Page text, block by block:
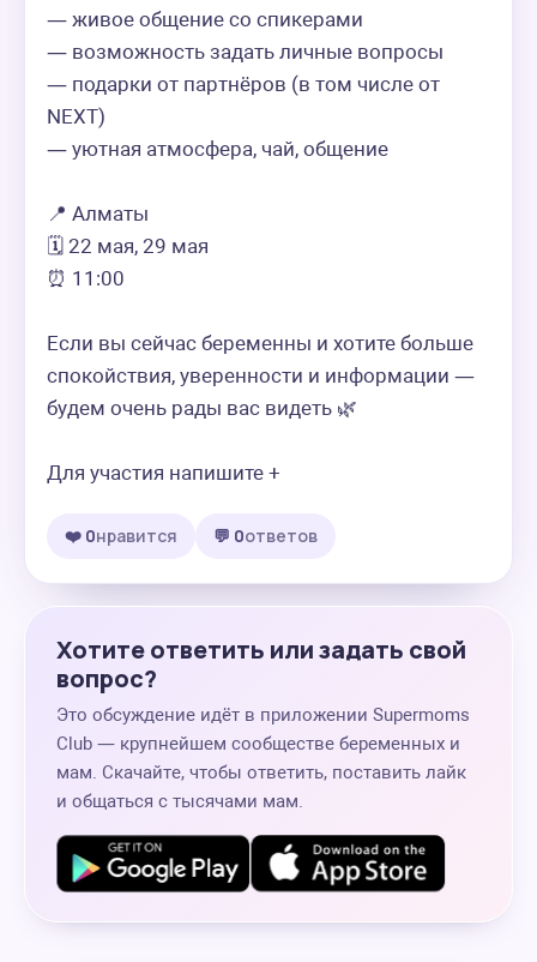
— живое общение со спикерами
— возможность задать личные вопросы
— подарки от партнёров (в том числе от
NEXT)
— уютная атмосфера, чай, общение
📍 Алматы
🗓 22 мая, 29 мая
⏰ 11:00
Если вы сейчас беременны и хотите больше
спокойствия, уверенности и информации —
будем очень рады вас видеть 🌿
Для участия напишите +
❤️ 0нравится 💬 0ответов
Хотите ответить или задать свой
вопрос?
Это обсуждение идёт в приложении Supermoms
Club — крупнейшем сообществе беременных и
мам. Скачайте, чтобы ответить, поставить лайк
и общаться с тысячами мам.